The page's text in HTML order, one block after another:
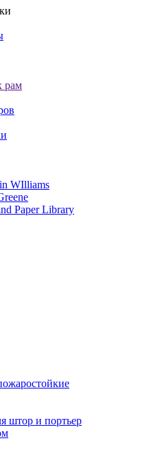
рам
WIlliams
Paper Library
штор и портьер